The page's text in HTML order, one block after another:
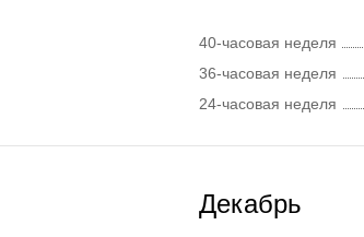
40-часовая неделя
36-часовая неделя
24-часовая неделя
Декабрь